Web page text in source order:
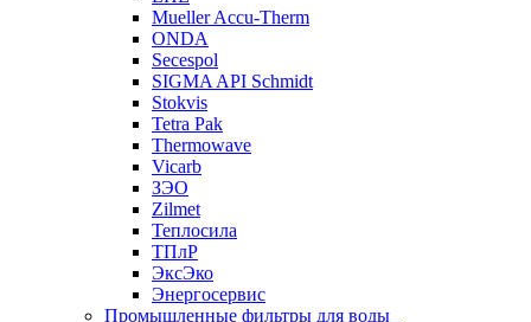
Mueller Accu-Therm
ONDA
Secespol
SIGMA API Schmidt
Stokvis
Tetra Pak
Thermowave
Vicarb
ЗЭО
Zilmet
Теплосила
ТПлР
ЭксЭко
Энергосервис
Промышленные фильтры для воды